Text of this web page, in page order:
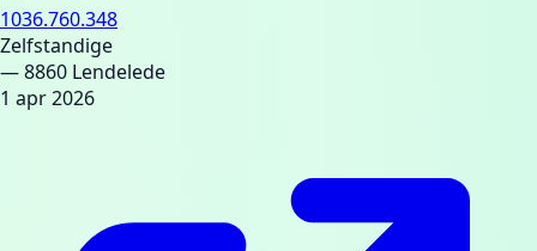
1036.760.348
Zelfstandige
— 8860 Lendelede
1 apr 2026